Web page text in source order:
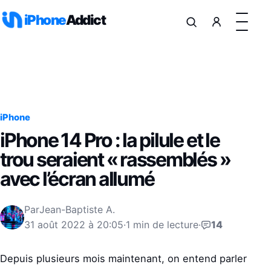
iPhoneAddict
iPhone
iPhone 14 Pro : la pilule et le
trou seraient « rassemblés »
avec l’écran allumé
ParJean-Baptiste A.
31 août 2022 à 20:05·1 min de lecture· 14
Depuis plusieurs mois maintenant, on entend parler